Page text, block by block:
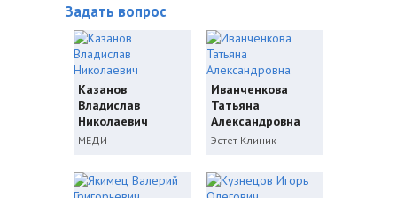
Задать вопрос
Казанов
Владислав
Николаевич
МЕДИ
Иванченкова
Татьяна
Александровна
Эстет Клиник